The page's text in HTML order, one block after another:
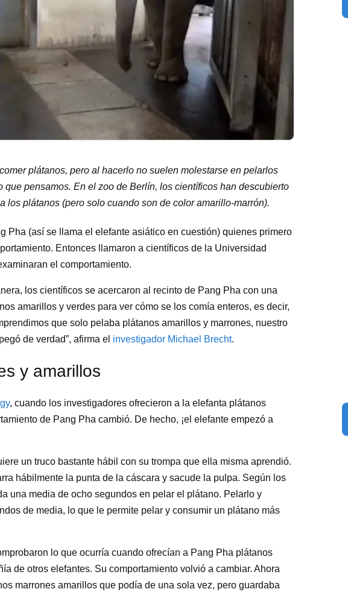
plátanos, pero al hacerlo no suelen molestarse en pelarlos
que pensamos. En el zoo de Berlín, los científicos han descubierto
los plátanos (pero solo cuando son de color amarillo-marrón).
Pha (así se llama el elefante asiático en cuestión) quienes primero
Entonces llamaron a científicos de la Universidad
el comportamiento.
los científicos se acercaron al recinto de Pang Pha con una
amarillos y verdes para ver cómo se los comía enteros, es decir,
que solo pelaba plátanos amarillos y marrones, nuestro
de verdad”, afirma el investigador Michael Brecht.
y amarillos
, cuando los investigadores ofrecieron a la elefanta plátanos
de Pang Pha cambió. De hecho, ¡el elefante empezó a
un truco bastante hábil con su trompa que ella misma aprendió.
hábilmente la punta de la cáscara y sacude la pulpa. Según los
una media de ocho segundos en pelar el plátano. Pelarlo y
de media, lo que le permite pelar y consumir un plátano más
lo que ocurría cuando ofrecían a Pang Pha plátanos
de otros elefantes. Su comportamiento volvió a cambiar. Ahora
marrones amarillos que podía de una sola vez, pero guardaba